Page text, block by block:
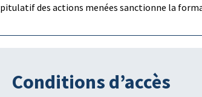
des actions menées sanctionne la
Conditions d’accès